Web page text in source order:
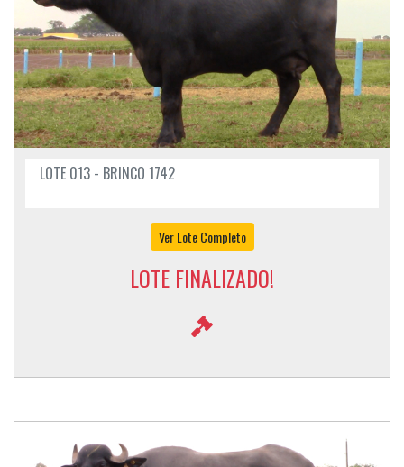
LOTE 013 - BRINCO 1742
Ver Lote Completo
LOTE FINALIZADO!